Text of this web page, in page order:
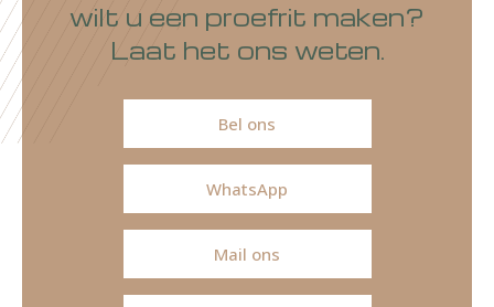
wilt u een proefrit maken?
Laat het ons weten.
Bel ons
WhatsApp
Mail ons